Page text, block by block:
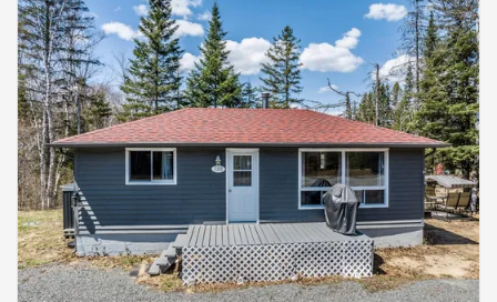
de gamme et finitions soignées. Excellent potentiel
de location touristiqu